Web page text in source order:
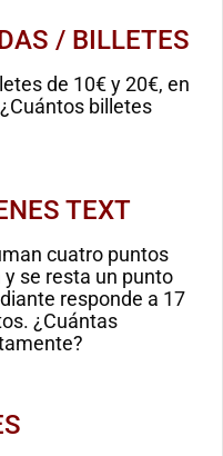
/ BILLETES
de 10€ y 20€, en
billetes
TEXT
cuatro puntos
se resta un punto
responde a 17
¿Cuántas